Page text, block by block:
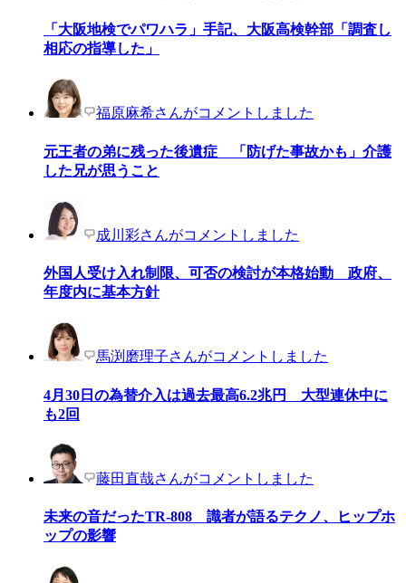
「大阪地検でパワハラ」手記、大阪高検幹部「調査し
相応の指導した」
福原麻希さんがコメントしました
元王者の弟に残った後遺症 「防げた事故かも」介護
した兄が思うこと
成川彩さんがコメントしました
外国人受け入れ制限、可否の検討が本格始動 政府、
年度内に基本方針
馬渕磨理子さんがコメントしました
4月30日の為替介入は過去最高6.2兆円 大型連休中に
も2回
藤田直哉さんがコメントしました
未来の音だったTR-808 識者が語るテクノ、ヒップホ
ップの影響